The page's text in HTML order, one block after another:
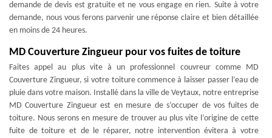
demande de devis est gratuite et ne vous engage en rien. Suite à votre
demande, nous vous ferons parvenir une réponse claire et bien détaillée
en moins de 24 heures.
MD Couverture Zingueur pour vos fuites de toiture
Faites appel au plus vite à un professionnel couvreur comme MD
Couverture Zingueur, si votre toiture commence à laisser passer l’eau de
pluie dans votre maison. Installé dans la ville de Veytaux, notre entreprise
MD Couverture Zingueur est en mesure de s’occuper de vos fuites de
toiture. Nous serons en mesure de trouver au plus vite l’origine de cette
fuite de toiture et de le réparer, notre intervention évitera à votre